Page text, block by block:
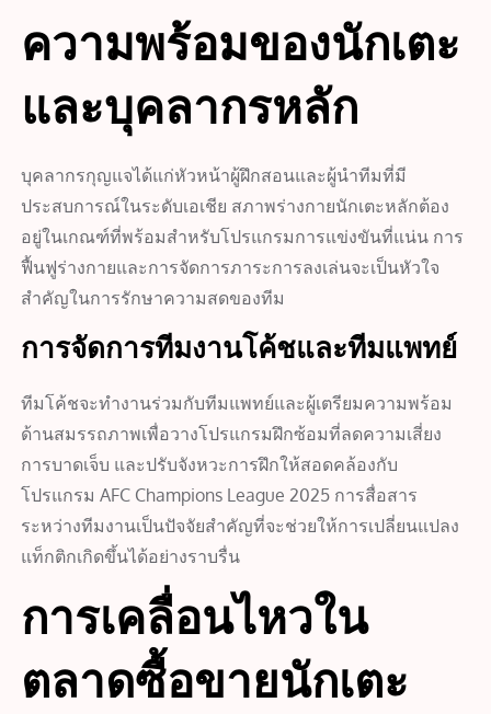
ความพร้อมของนักเตะ
และบุคลากรหลัก
บุคลากรกุญแจได้แก่หัวหน้าผู้ฝึกสอนและผู้นำทีมที่มี
ประสบการณ์ในระดับเอเชีย สภาพร่างกายนักเตะหลักต้อง
อยู่ในเกณฑ์ที่พร้อมสำหรับโปรแกรมการแข่งขันที่แน่น การ
ฟื้นฟูร่างกายและการจัดการภาระการลงเล่นจะเป็นหัวใจ
สำคัญในการรักษาความสดของทีม
การจัดการทีมงานโค้ชและทีมแพทย์
ทีมโค้ชจะทำงานร่วมกับทีมแพทย์และผู้เตรียมความพร้อม
ด้านสมรรถภาพเพื่อวางโปรแกรมฝึกซ้อมที่ลดความเสี่ยง
การบาดเจ็บ และปรับจังหวะการฝึกให้สอดคล้องกับ
โปรแกรม AFC Champions League 2025 การสื่อสาร
ระหว่างทีมงานเป็นปัจจัยสำคัญที่จะช่วยให้การเปลี่ยนแปลง
แท็กติกเกิดขึ้นได้อย่างราบรื่น
การเคลื่อนไหวใน
ตลาดซื้อขายนักเตะ